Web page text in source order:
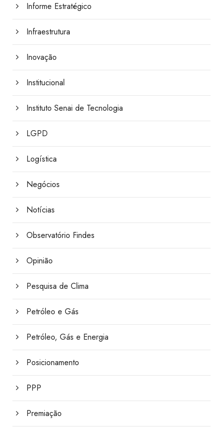
Informe Estratégico
Infraestrutura
Inovação
Institucional
Instituto Senai de Tecnologia
LGPD
Logística
Negócios
Notícias
Observatório Findes
Opinião
Pesquisa de Clima
Petróleo e Gás
Petróleo, Gás e Energia
Posicionamento
PPP
Premiação